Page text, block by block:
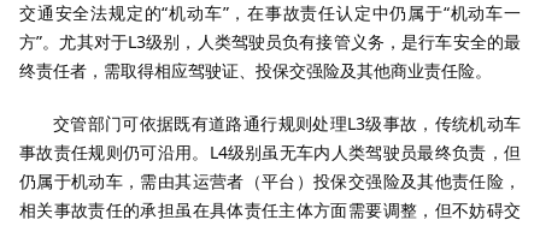
交通安全法规定的“机动车”，在事故责任认定中仍属于“机动车一
方”。尤其对于L3级别，人类驾驶员负有接管义务，是行车安全的最
终责任者，需取得相应驾驶证、投保交强险及其他商业责任险。
交管部门可依据既有道路通行规则处理L3级事故，传统机动车
事故责任规则仍可沿用。L4级别虽无车内人类驾驶员最终负责，但
仍属于机动车，需由其运营者（平台）投保交强险及其他责任险，
相关事故责任的承担虽在具体责任主体方面需要调整，但不妨碍交